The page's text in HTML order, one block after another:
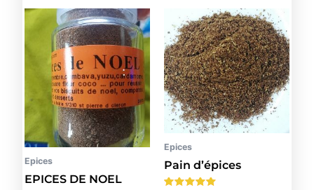
Epices
EPICES DE NOEL
Plage
de
prix :
2.90€
à
39.00€
Ce
produit
plusieurs
variations.
Les
options
peuvent
être
choisies
sur
Epices
Pain d’épices